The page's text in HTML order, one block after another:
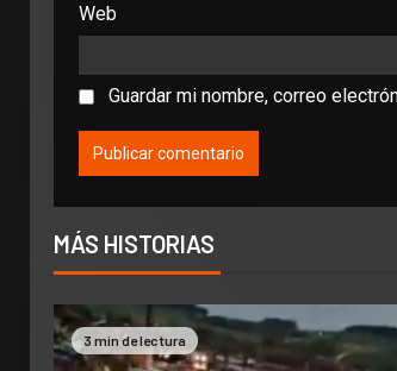
Web
Guardar mi nombre, correo
MÁS HISTORIAS
3 min de lectura